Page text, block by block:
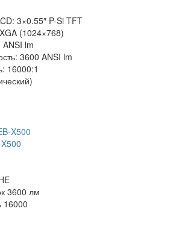
3×0.55″ P-Si TFT
(1024×768)
ANSI lm
3600 ANSI lm
16000:1
3600 лм
16000